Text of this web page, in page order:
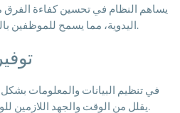
يساهم النظام في تحسين كفاءة الفرق
اليدوية، مما يسمح للموظفين بالتركيز على المهام الاستراتيجية.
3.
يقلل من الوقت والجهد اللازمين للوصول إلى المعلومات المطلوبة.